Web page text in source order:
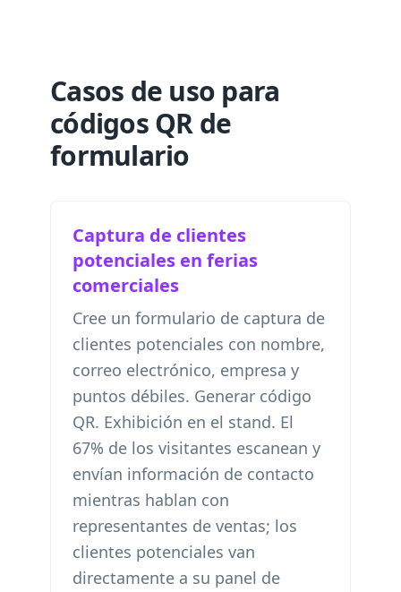
Casos de uso para
códigos QR de
formulario
Captura de clientes
potenciales en ferias
comerciales
Cree un formulario de captura de
clientes potenciales con nombre,
correo electrónico, empresa y
puntos débiles. Generar código
QR. Exhibición en el stand. El
67% de los visitantes escanean y
envían información de contacto
mientras hablan con
representantes de ventas; los
clientes potenciales van
directamente a su panel de